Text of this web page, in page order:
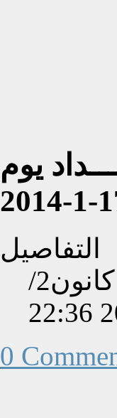
يوم
التفاصيل
تم إنشاءه بتاريخ الأحد, 26 كانون2/
0